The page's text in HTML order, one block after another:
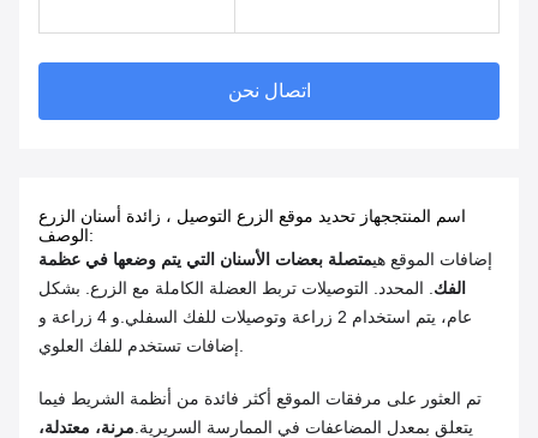
اتصال نحن
اسم المنتججهاز تحديد موقع الزرع التوصيل ، زائدة أسنان الزرع
الوصف:
إضافات الموقع هيمتصلة بعضات الأسنان التي يتم وضعها في عظمة
الفك . المحدد. التوصيلات تربط العضلة الكاملة مع الزرع. بشكل
عام، يتم استخدام 2 زراعة وتوصيلات للفك السفلي.و 4 زراعة و
تم العثور على مرفقات الموقع أكثر فائدة من أنظمة الشريط فيما
يتعلق بمعدل المضاعفات في الممارسة السريرية. مرنة، معتدلة،